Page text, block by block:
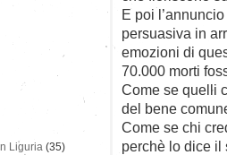
E poi
persuasiva in
emozioni di
70.000 morti
Come se quelli
del bene
Come se chi
perchè lo dice il
Liguria (35)